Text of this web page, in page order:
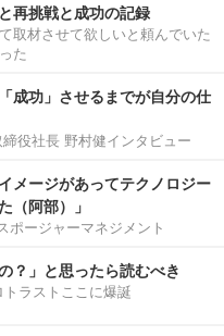
再挑戦と成功の記録
取材させて欲しいと頼んでいた
た
成功」させるまでが自分の仕
役社長 野村健インタビュー
メージがあってテクノロジー
（阿部）」
ポージャーマネジメント
？」と思ったら読むべき
トラストここに爆誕